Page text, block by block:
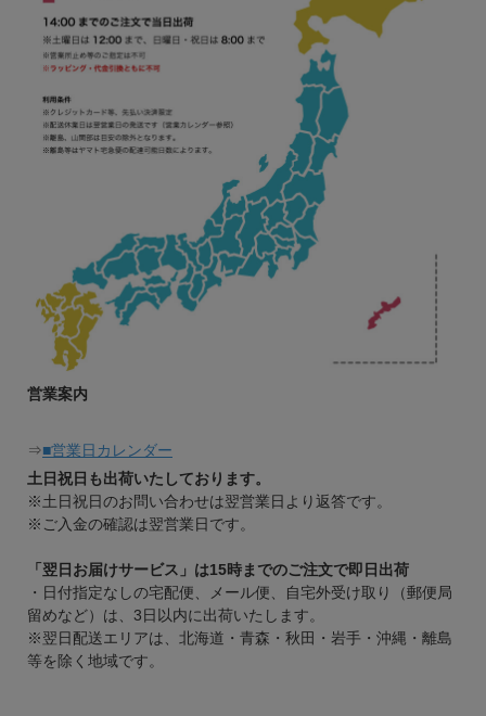
営業案内
⇒■営業日カレンダー
土日祝日も出荷いたしております。
※土日祝日のお問い合わせは翌営業日より返答です。
※ご入金の確認は翌営業日です。
「翌日お届けサービス」は15時までのご注文で即日出荷
・日付指定なしの宅配便、メール便、自宅外受け取り（郵便局
留めなど）は、3日以内に出荷いたします。
※翌日配送エリアは、北海道・青森・秋田・岩手・沖縄・離島
等を除く地域です。